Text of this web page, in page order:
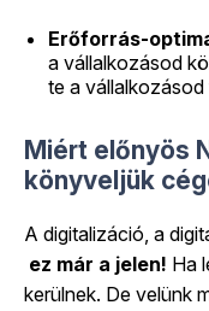
Erőforrás-
a vállalkozásod
te a
Miért előnyös
könyveljük
A digitalizáció, a
ez már a jelen! Ha
kerülnek. De velünk